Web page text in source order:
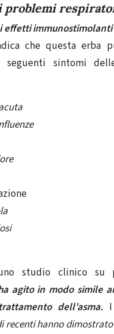
problemi
effetti
che questa erba
seguenti sintomi
studio clinico su
agito in modo simile
dell’asma.
recenti hanno